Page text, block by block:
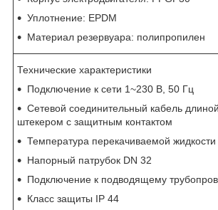
Уплотнение: EPDM
Материал резервуара: полипропилен
Технические характеристики
Подключение к сети 1~230 В, 50 Гц
Сетевой соединительный кабель
штекером с защитным контактом
Температура перекачиваемой
Напорный патрубок DN 32
Подключение к подводящему
Класс защиты IP 44